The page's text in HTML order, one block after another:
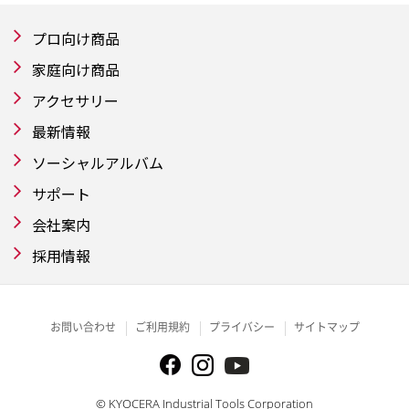
プロ向け商品
家庭向け商品
アクセサリー
最新情報
ソーシャルアルバム
サポート
会社案内
採用情報
お問い合わせ ご利用規約 プライバシー サイトマップ
© KYOCERA Industrial Tools Corporation